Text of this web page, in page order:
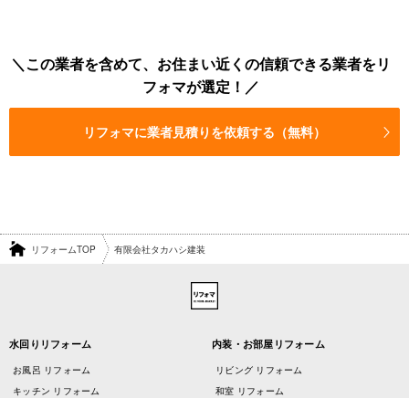
この業者を含めて、お住まい近くの信頼できる業者をリ
フォマが選定！
リフォマに業者見積りを依頼する（無料）
リフォームTOP 有限会社タカハシ建装
水回りリフォーム
お風呂 リフォーム
キッチン リフォーム
内装・お部屋リフォーム
リビング リフォーム
和室 リフォーム